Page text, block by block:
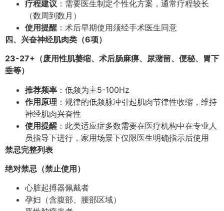
疗程建议 ：需要医生制定个性化方案，通常疗程较长
（数周到数月）
使用提醒 ：术后早期使用须经手术医生同意
四、兴奋神经肌肉类（6项）
23-27+（废用性肌萎缩、术后肠麻痹、尿潴留、便秘、胃下
垂等）
推荐频率 ：低频为主5-100Hz
作用原理 ：规律的低频脉冲引起肌肉节律性收缩，维持
神经肌肉兴奋性
使用提醒 ：此类适应症多数需要在医疗机构中在专业人
员指导下进行，家用场景下仅限医生明确指示后使用
禁忌完整列表
绝对禁忌（禁止使用）
心脏起搏器佩戴者
孕妇（含腹部、腰部区域）